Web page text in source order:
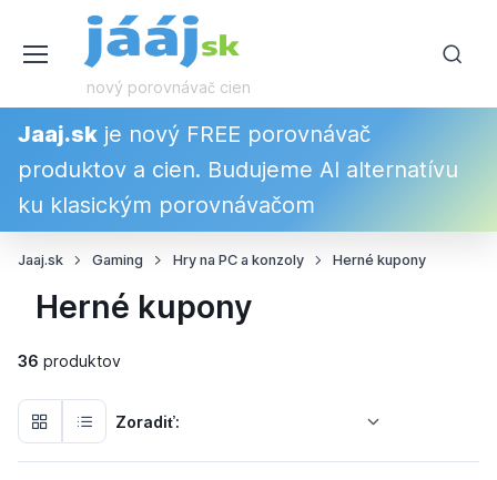
nový porovnávač cien
Jaaj.sk je nový FREE porovnávač
produktov a cien. Budujeme AI alternatívu
ku klasickým porovnávačom
Jaaj.sk Gaming Hry na PC a konzoly Herné kupony
Herné kupony
36 produktov
Zoradiť: